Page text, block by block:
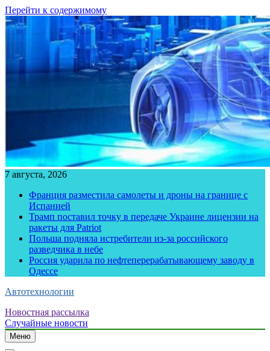
Перейти к содержимому
7 августа, 2026
Франция разместила самолеты и дроны на границе с
Испанией
Трамп поставил точку в передаче Украине лицензии на
ракеты для Patriot
Польша подняла истребители из-за российского
разведчика в небе
Россия ударила по нефтеперерабатывающему заводу в
Одессе
Автотехнологии
Новостная рассылка
Случайные новости
Меню